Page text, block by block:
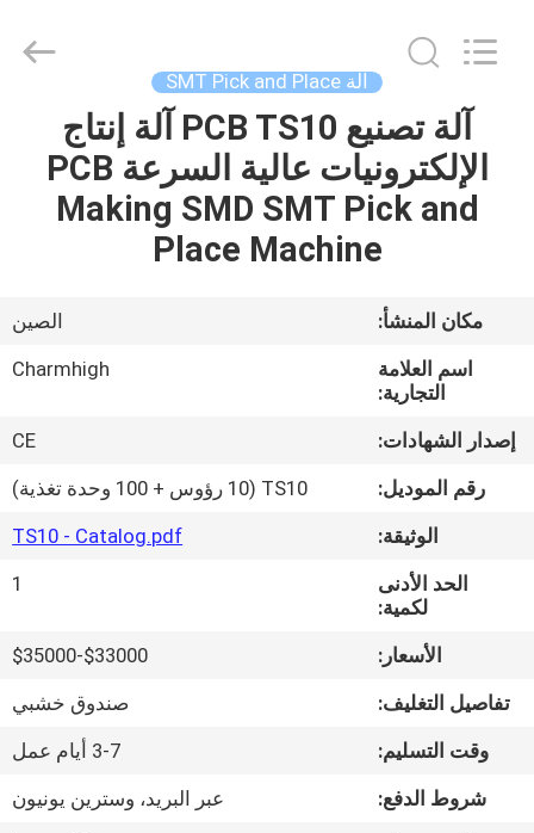
منتجات
الفيديو
معلومات
عنا
جولة
المصنع
الجودة
اتصل
TECHNOLOGY
LIMITED.
آلة SMT Pick and Place
آلة تصنيع PCB TS10 آلة إنتاج
الإلكترونيات عالية السرعة PCB
Making SMD SMT Pick and
Place Machine
مكان المنشأ:
الصين
اسم العلامة
التجارية:
Charmhigh
إصدار الشهادات:
CE
رقم الموديل:
TS10 (10 رؤوس + 100 وحدة تغذية)
الوثيقة:
TS10 - Catalog.pdf
الحد الأدنى
لكمية:
1
الأسعار:
$33000-$35000
تفاصيل التغليف:
صندوق خشبي
وقت التسليم:
3-7 أيام عمل
شروط الدفع:
عبر البريد، وسترين يونيون